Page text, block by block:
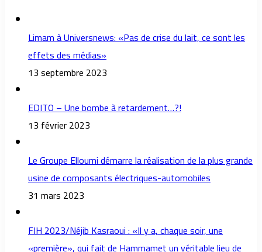
Limam à Universnews: «Pas de crise du lait, ce sont les
effets des médias»
13 septembre 2023
EDITO – Une bombe à retardement…?!
13 février 2023
Le Groupe Elloumi démarre la réalisation de la plus grande
usine de composants électriques-automobiles
31 mars 2023
FIH 2023/Néjib Kasraoui : «Il y a, chaque soir, une
«première», qui fait de Hammamet un véritable lieu de